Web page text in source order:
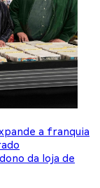
a franquia
da loja de